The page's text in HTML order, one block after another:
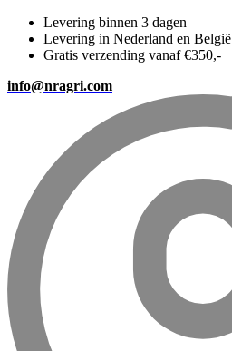
Levering binnen 3 dagen
Levering in Nederland en België
Gratis verzending vanaf €350,-
info@nragri.com